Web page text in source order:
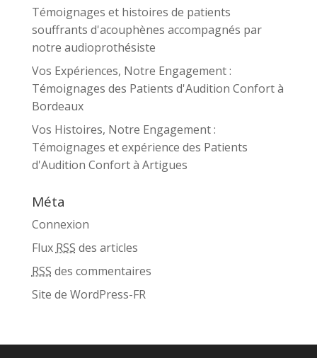
Témoignages et histoires de patients
souffrants d'acouphènes accompagnés par
notre audioprothésiste
Vos Expériences, Notre Engagement :
Témoignages des Patients d'Audition Confort à
Bordeaux
Vos Histoires, Notre Engagement :
Témoignages et expérience des Patients
d'Audition Confort à Artigues
Méta
Connexion
Flux RSS des articles
RSS des commentaires
Site de WordPress-FR